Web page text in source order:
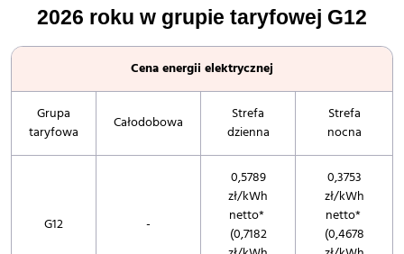
2026 roku w grupie taryfowej G12
Cena energii elektrycznej
Grupa
taryfowa
Całodobowa
Strefa
dzienna
Strefa
nocna
G12 -
0,5789
zł/kWh
netto*
(0,7182
0,3753
zł/kWh
netto*
(0,4678